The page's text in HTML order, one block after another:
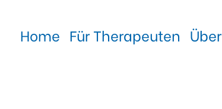
Home Für Therapeuten